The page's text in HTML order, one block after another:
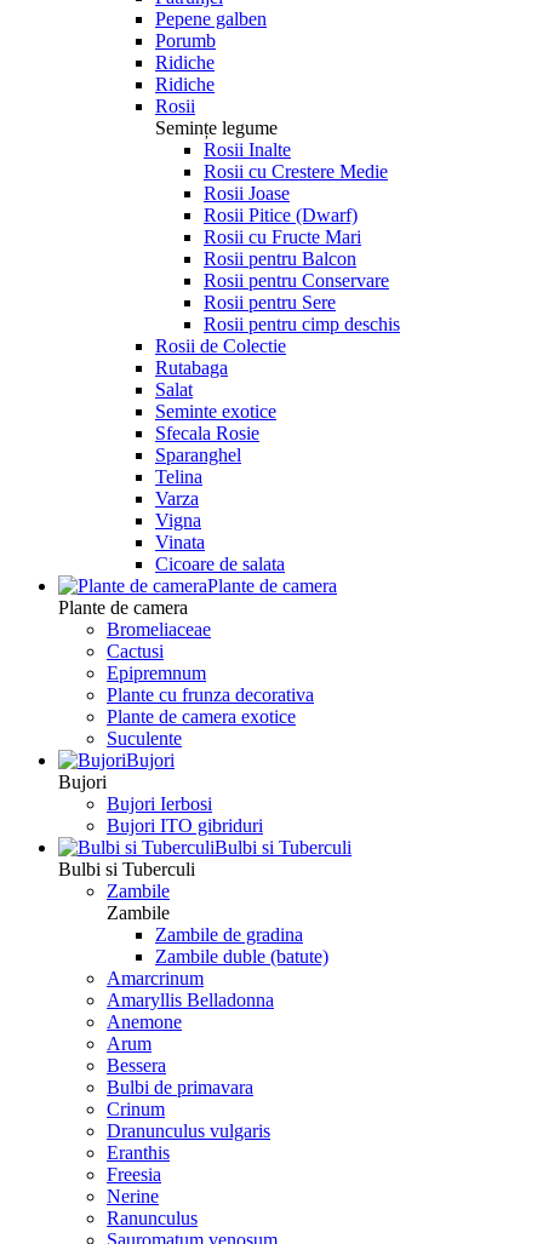
Pepene galben
Porumb
Ridiche
Ridiche
Rosii
Semințe legume
Rosii Inalte
Rosii cu Crestere Medie
Rosii Joase
Rosii Pitice (Dwarf)
Rosii cu Fructe Mari
Rosii pentru Balcon
Rosii pentru Conservare
Rosii pentru Sere
Rosii pentru cimp deschis
Rosii de Colectie
Rutabaga
Salat
Seminte exotice
Sfecala Rosie
Sparanghel
Telina
Varza
Vigna
Vinata
Сicoare de salata
Plante de camera
Plante de camera
Bromeliaceae
Cactusi
Epipremnum
Plante cu frunza decorativa
Plante de camera exotice
Suculente
Bujori
Bujori
Bujori Ierbosi
Bujori ITO gibriduri
Bulbi si Tuberculi
Bulbi si Tuberculi
Zambile
Zambile
Zambile de gradina
Zambile duble (batute)
Amarcrinum
Amaryllis Belladonna
Anemone
Arum
Bessera
Bulbi de primavara
Crinum
Dranunculus vulgaris
Eranthis
Freesiа
Nerine
Ranunculus
Sauromatum venosum